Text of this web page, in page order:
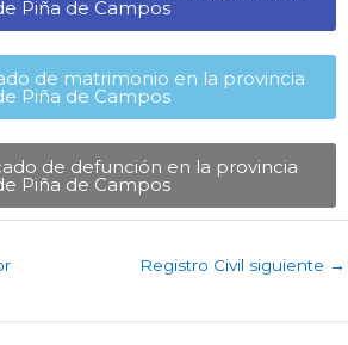
Piña de Campos​
de matrimonio en la provincia
Piña de Campos​
de defunción en la provincia
Piña de Campos​
Registro Civil siguiente →